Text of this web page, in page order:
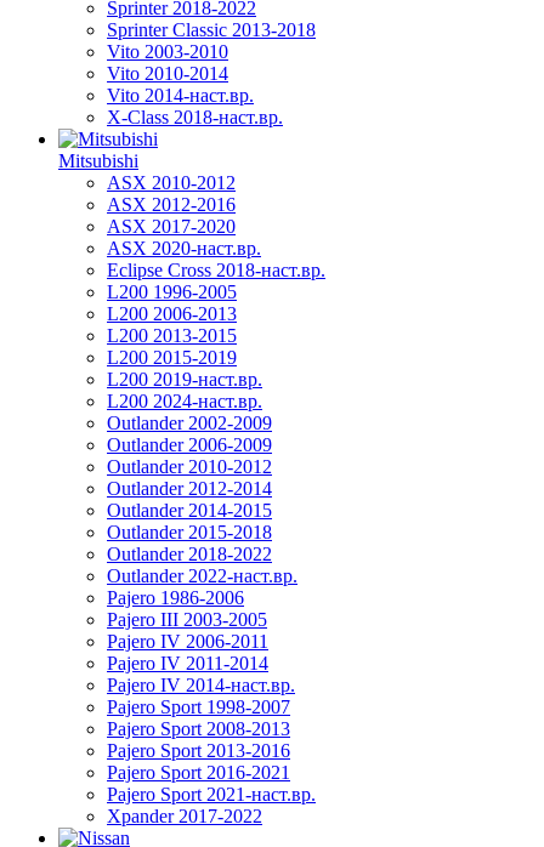
Sprinter 2018-2022
Sprinter Classic 2013-2018
Vito 2003-2010
Vito 2010-2014
Vito 2014-наст.вр.
X-Class 2018-наст.вр.
Mitsubishi
ASX 2010-2012
ASX 2012-2016
ASX 2017-2020
ASX 2020-наст.вр.
Eclipse Cross 2018-наст.вр.
L200 1996-2005
L200 2006-2013
L200 2013-2015
L200 2015-2019
L200 2019-наст.вр.
L200 2024-наст.вр.
Outlander 2002-2009
Outlander 2006-2009
Outlander 2010-2012
Outlander 2012-2014
Outlander 2014-2015
Outlander 2015-2018
Outlander 2018-2022
Outlander 2022-наст.вр.
Pajero 1986-2006
Pajero III 2003-2005
Pajero IV 2006-2011
Pajero IV 2011-2014
Pajero IV 2014-наст.вр.
Pajero Sport 1998-2007
Pajero Sport 2008-2013
Pajero Sport 2013-2016
Pajero Sport 2016-2021
Pajero Sport 2021-наст.вр.
Xpander 2017-2022